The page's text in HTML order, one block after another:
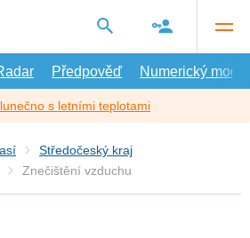
Předpověď Numerický model
s letními teplotami
Středočeský kraj
Znečištění vzduchu